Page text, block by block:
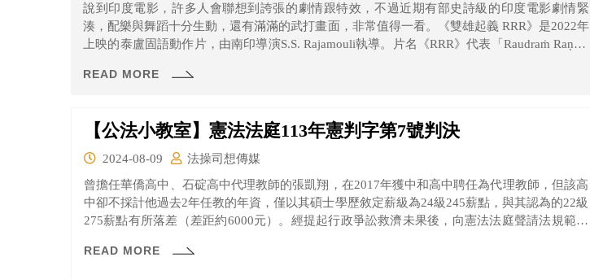
說到印度電影，許多人會聯想到誇張的劇情跟特效，不過近期有部史詩級的印度電影劇情緊
湊，配樂與舞蹈十分生動，還有滿滿的武打畫面，非常值得一看。《雙雄起義 RRR》是2022年
上映的泰盧固語動作片，由南印導演S.S. Rajamouli執導。片名《RRR》代表「Raudraṁ Raṇaṁ
如何被壓迫，最後憤而起義。
READ MORE
【公法小教室】憲法法庭113年憲判字第7號判決
2024-08-09
法操司想傳媒
曾擔任華僑高中、石碇高中代理教師的張凱翔，在2017年獲中和高中聘任為代理教師，但該高
中卻不採計他過去2年任教的年資，僅以其碩士學歷敘定薪級為24級245薪點，與其認為的22級
275薪點有所落差（差距約6000元）。經提起行政爭訟救濟未果後，向憲法法庭聲請法規範憲
釋字第707號之意旨等。
READ MORE